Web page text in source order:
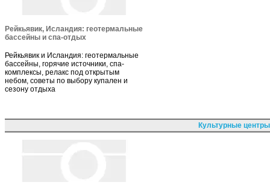
Рейкьявик, Исландия: геотермальные
бассейны и спа-отдых
Рейкьявик и Исландия: геотермальные
бассейны, горячие источники, спа-
комплексы, релакс под открытым
небом, советы по выбору купален и
сезону отдыха
Культурные